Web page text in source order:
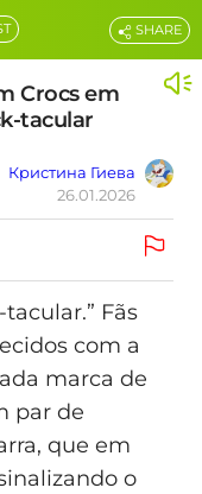
Crocs em
tacular
Кристина Гиева
26.01.2026
SHARE
Fãs
com a
marca de
par de
que em
o